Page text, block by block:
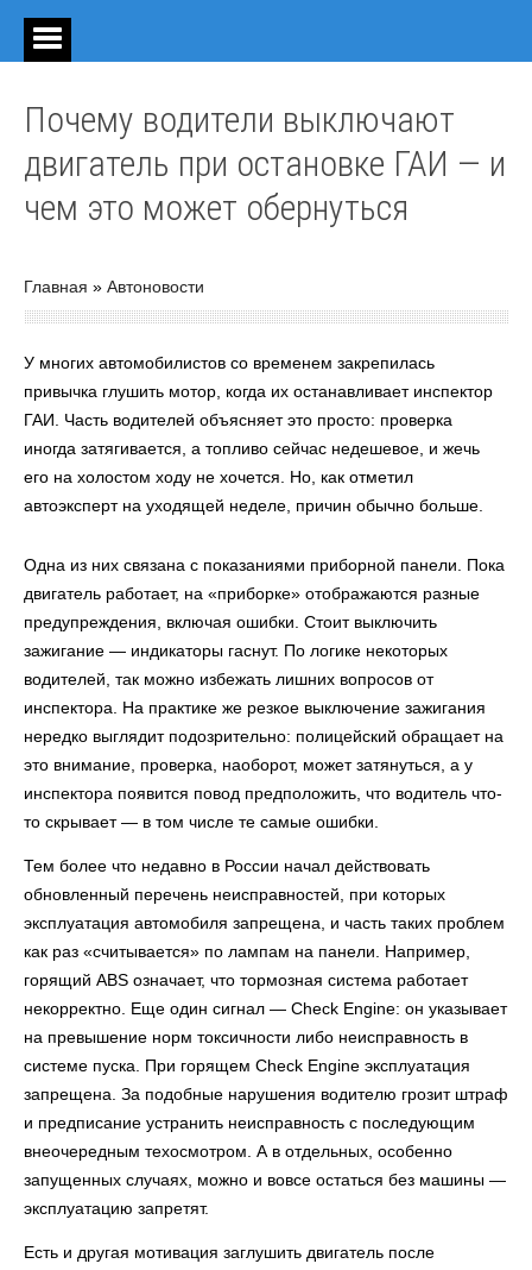
Почему водители выключают
двигатель при остановке ГАИ — и
чем это может обернуться
Главная » Автоновости
У многих автомобилистов со временем закрепилась
привычка глушить мотор, когда их останавливает инспектор
ГАИ. Часть водителей объясняет это просто: проверка
иногда затягивается, а топливо сейчас недешевое, и жечь
его на холостом ходу не хочется. Но, как отметил
автоэксперт на уходящей неделе, причин обычно больше.
Одна из них связана с показаниями приборной панели. Пока
двигатель работает, на «приборке» отображаются разные
предупреждения, включая ошибки. Стоит выключить
зажигание — индикаторы гаснут. По логике некоторых
водителей, так можно избежать лишних вопросов от
инспектора. На практике же резкое выключение зажигания
нередко выглядит подозрительно: полицейский обращает на
это внимание, проверка, наоборот, может затянуться, а у
инспектора появится повод предположить, что водитель что-
то скрывает — в том числе те самые ошибки.
Тем более что недавно в России начал действовать
обновленный перечень неисправностей, при которых
эксплуатация автомобиля запрещена, и часть таких проблем
как раз «считывается» по лампам на панели. Например,
горящий ABS означает, что тормозная система работает
некорректно. Еще один сигнал — Check Engine: он указывает
на превышение норм токсичности либо неисправность в
системе пуска. При горящем Check Engine эксплуатация
запрещена. За подобные нарушения водителю грозит штраф
и предписание устранить неисправность с последующим
внеочередным техосмотром. А в отдельных, особенно
запущенных случаях, можно и вовсе остаться без машины —
эксплуатацию запретят.
Есть и другая мотивация заглушить двигатель после